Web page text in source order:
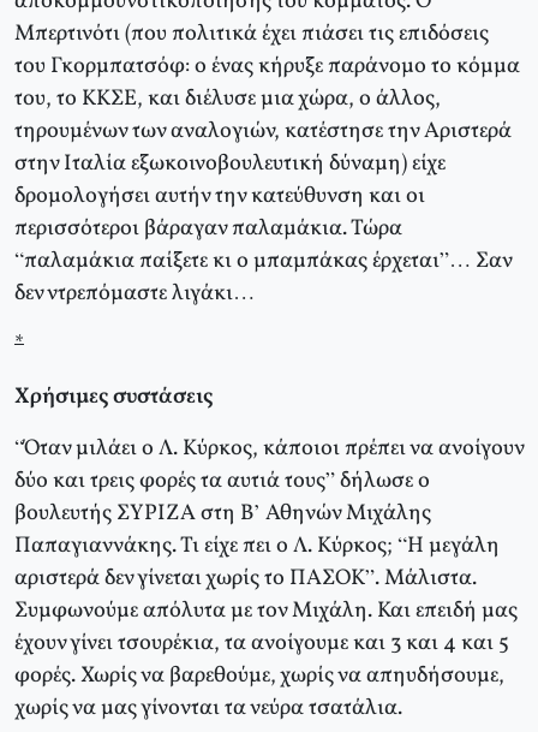
Μπερτινότι (που πολιτικά έχει πιάσει τις επιδόσεις
του Γκορμπατσόφ: ο ένας κήρυξε παράνομο το κόμμα
του, το ΚΚΣΕ, και διέλυσε μια χώρα, ο άλλος,
τηρουμένων των αναλογιών, κατέστησε την Αριστερά
στην Ιταλία εξωκοινοβουλευτική δύναμη) είχε
δρομολογήσει αυτήν την κατεύθυνση και οι
περισσότεροι βάραγαν παλαμάκια. Τώρα
“παλαμάκια παίξετε κι ο μπαμπάκας έρχεται”… Σαν
δεν ντρεπόμαστε λιγάκι…
*
Χρήσιμες συστάσεις
“Όταν μιλάει ο Λ. Κύρκος, κάποιοι πρέπει να ανοίγουν
δύο και τρεις φορές τα αυτιά τους” δήλωσε ο
βουλευτής ΣΥΡΙΖΑ στη Β’ Αθηνών Μιχάλης
Παπαγιαννάκης. Τι είχε πει ο Λ. Κύρκος; “Η μεγάλη
αριστερά δεν γίνεται χωρίς το ΠΑΣΟΚ”. Μάλιστα.
Συμφωνούμε απόλυτα με τον Μιχάλη. Και επειδή μας
έχουν γίνει τσουρέκια, τα ανοίγουμε και 3 και 4 και 5
φορές. Χωρίς να βαρεθούμε, χωρίς να απηυδήσουμε,
χωρίς να μας γίνονται τα νεύρα τσατάλια.